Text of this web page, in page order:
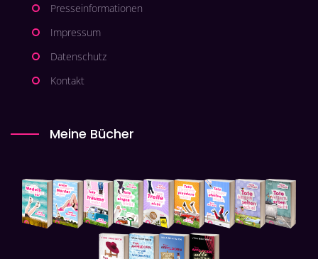
Presseinformationen
Impressum
Datenschutz
Kontakt
Meine Bücher